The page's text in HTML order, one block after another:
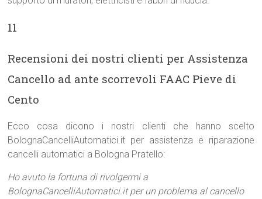
11
Recensioni dei nostri clienti per Assistenza
Cancello ad ante scorrevoli FAAC Pieve di
Cento
Ecco cosa dicono i nostri clienti che hanno scelto
BolognaCancelliAutomatici.it per assistenza e riparazione
cancelli automatici a Bologna Pratello:
Ho avuto la fortuna di rivolgermi a
BolognaCancelliAutomatici.it per un problema al cancello